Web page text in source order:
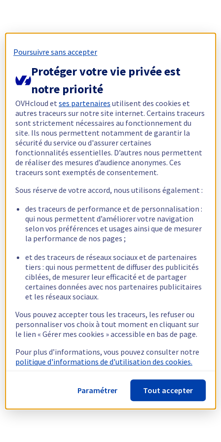
Poursuivre sans accepter
Protéger votre vie privée est
notre priorité
OVHcloud etses partenaires utilisent des cookies et
autres traceurs sur notre site internet. Certains traceurs
sont strictement nécessaires au fonctionnement du
site. Ils nous permettent notamment de garantir la
sécurité du service ou d'assurer certaines
fonctionnalités essentielles. D’autres nous permettent
de réaliser des mesures d’audience anonymes. Ces
traceurs sont exemptés de consentement.
Sous réserve de votre accord, nous utilisons également :
des traceurs de performance et de personnalisation :
qui nous permettent d’améliorer votre navigation
selon vos préférences et usages ainsi que de mesurer
la performance de nos pages ;
et des traceurs de réseaux sociaux et de partenaires
tiers : qui nous permettent de diffuser des publicités
ciblées, de mesurer leur efficacité et de partager
certaines données avec nos partenaires publicitaires
et les réseaux sociaux.
Vous pouvez accepter tous les traceurs, les refuser ou
personnaliser vos choix à tout moment en cliquant sur
le lien « Gérer mes cookies » accessible en bas de page.
Pour plus d’informations, vous pouvez consulter notre
politique d'informations de d'utilisation des cookies.
Paramétrer Tout accepter